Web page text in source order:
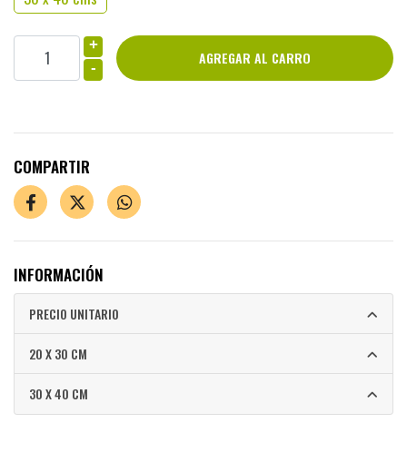
+
-
COMPARTIR
INFORMACIÓN
PRECIO UNITARIO
20 X 30 CM
30 X 40 CM